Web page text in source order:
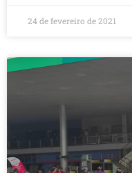
24 de fevereiro de 2021